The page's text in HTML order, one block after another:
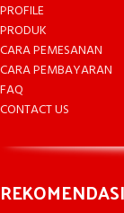
PROFILE
PRODUK
CARA PEMESANAN
CARA PEMBAYARAN
FAQ
CONTACT US